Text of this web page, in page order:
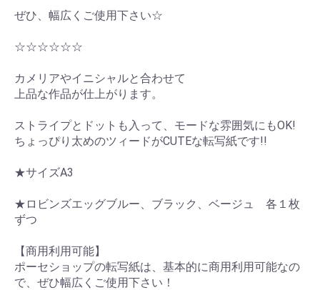
ぜひ、幅広くご使用下さい☆
☆☆☆☆☆☆
カメリアやイニシャルと合わせて
上品な作品が仕上がります。
ストライプとドットも入って、モードな雰囲気にもOK!
ちょっぴり太めのツィードがCUTEな転写紙です!!
★サイズA3
★ロビンズエッグブルー、ブラック、ベージュ 各１枚
ずつ
【商用利用可能】
ポーセショップの転写紙は、基本的に商用利用可能なの
で、ぜひ幅広くご使用下さい！